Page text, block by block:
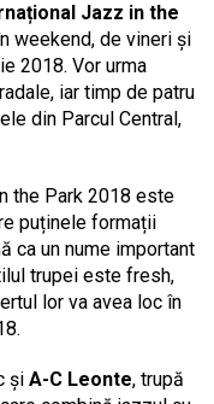
Jazz in the
weekend, de vineri și
2018. Vor urma
iar timp de patru
din Parcul Central,
the Park 2018 este
puținele formații
ca un nume important
trupei este fresh,
lor va avea loc în
și A-C Leonte, trupă